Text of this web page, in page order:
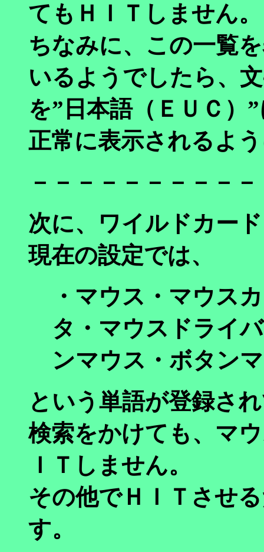
てもＨＩＴしません。
ちなみに、この一覧
いるようでしたら、
を”日本語（ＥＵＣ）
正常に表示されるよ
－－－－－－－－－－
次に、ワイルドカー
現在の設定では、
・マウス・マウス
タ・マウスドライ
ンマウス・ボタン
という単語が登録さ
検索をかけても、マ
ＩＴしません。
その他でＨＩＴさせ
す。